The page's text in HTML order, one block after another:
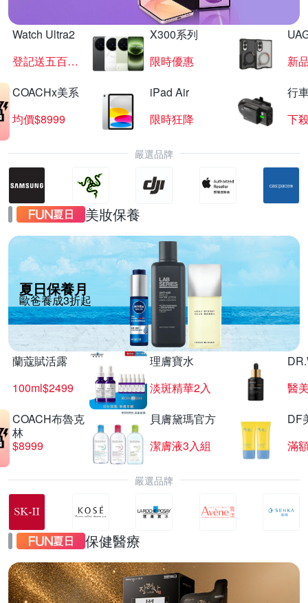
Watch Ultra2
登記送五百超贈點
X300系列
限時優惠
新
COACHx美系
均價$8999
iPad Air
限時狂降
行
下
嚴選品牌
美妝保養
夏日保養月
歐爸養成3折起
蘭蔻賦活露
100ml$2499
理膚寶水
淡斑精華2入
醫
COACH布魯克
林
$8999
貝膚黛瑪官方
潔膚液3入組
DF
滿
嚴選品牌
保健醫療